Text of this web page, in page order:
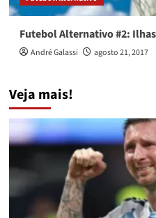
Futebol Alternativo #2:
André Galassi agosto 21, 2017
Veja mais!